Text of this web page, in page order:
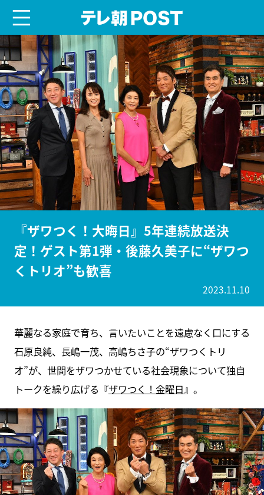
『ザワつく！大晦日』5年連続放送決
定！ゲスト第1弾・後藤久美子に“ザワつ
くトリオ”も歓喜
2023.11.10
華麗なる家庭で育ち、言いたいことを遠慮なく口にする
石原良純、長嶋一茂、高嶋ちさ子の“ザワつくトリ
オ”が、世間をザワつかせている社会現象について独自
トークを繰り広げる『ザワつく！金曜日』。